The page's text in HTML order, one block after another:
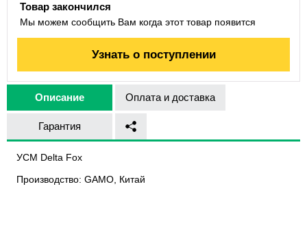
Товар закончился
Мы можем сообщить Вам когда этот товар появится
Узнать о поступлении
Описание Оплата и доставка
Гарантия
УСМ Delta Fox
Производство: GAMO, Китай